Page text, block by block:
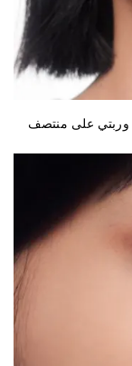
وربتي على منتصف